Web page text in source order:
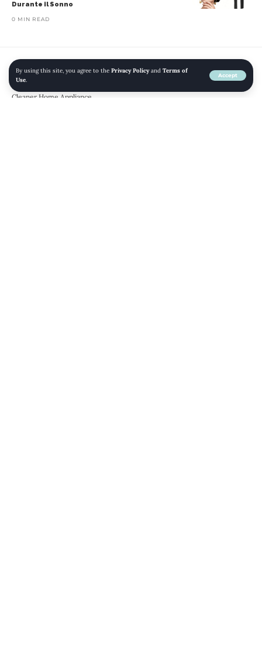
By using this site, you agree to the Privacy Policyand Terms of
Use.
Accept
Durante il Sonno
0 MIN READ
Home» Blog »Aliexpress – Car Wireless Vacuum Cleaner Strong Suction
Handheld Wet Dry Auto Vacuum Home & Car Dual Use Mini Vacuum
Cleaner Home Appliance